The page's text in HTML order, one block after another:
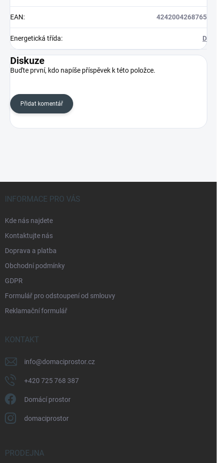
EAN: 4242004268765
Energetická třída: D
Diskuze
Buďte první, kdo napíše příspěvek k této položce.
Přidat komentář
INFORMACE PRO VÁS
Kde nás najdete
Kontaktujte nás
Doprava a platba
Obchodní podmínky
GDPR
Formulář pro odstoupení od smlouvy
Reklamační formulář
KONTAKT
info@domaciprostor.cz
+420 725 768 387
Domácí prostor
domaciprostor
PRODEJNA